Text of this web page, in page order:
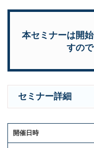
本セミナーは開
すの
セミナー詳細
開催日時